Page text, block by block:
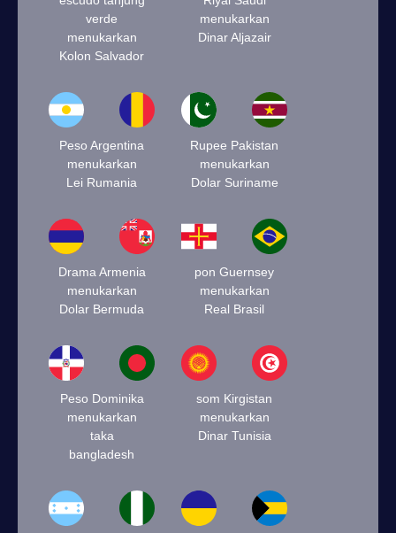
verde
menukarkan
Kolon Salvador
menukarkan
Dinar Aljazair
Peso Argentina
menukarkan
Lei Rumania
Rupee Pakistan
menukarkan
Dolar Suriname
Drama Armenia
menukarkan
Dolar Bermuda
pon Guernsey
menukarkan
Real Brasil
Peso Dominika
menukarkan
taka
bangladesh
som Kirgistan
menukarkan
Dinar Tunisia